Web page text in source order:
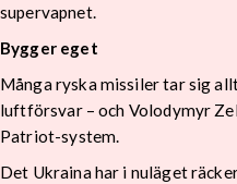
supervapnet.
Bygger eget
Många ryska missiler tar sig
luftförsvar – och Volodymyr
Patriot-system.
Det Ukraina har i nuläget